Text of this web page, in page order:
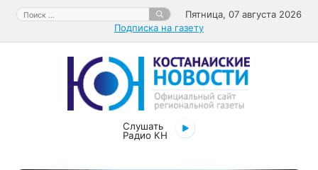
Перейти
содержимому
Поиск:
Пятница, 07 августа 2026
Подписка на газету
Слушать
Радио КН